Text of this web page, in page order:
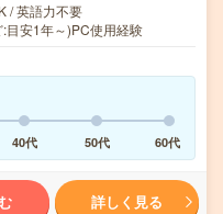
/ 英語力不要
目安1年～)PC使用経験
40代 50代 60代
詳しく見る